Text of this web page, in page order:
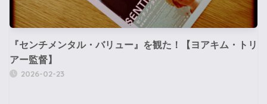
『センチメンタル・バリュー』を観た！【ヨアキム・トリ
アー監督】
2026-02-23